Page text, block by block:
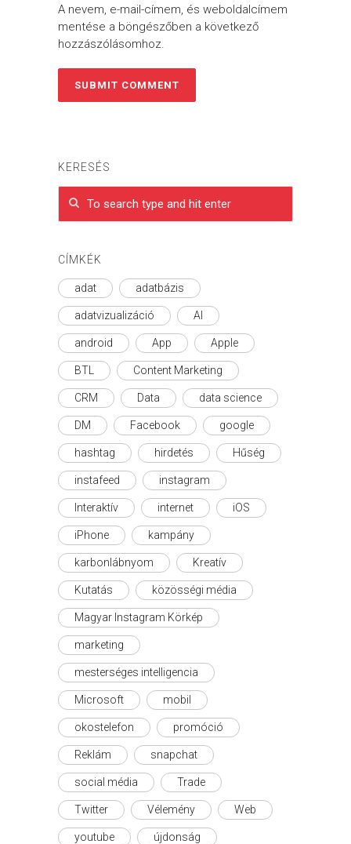
A nevem, e-mail-címem, és weboldalcímem
mentése a böngészőben a következő
hozzászólásomhoz.
KERESÉS
CÍMKÉK
adat adatbázis
adatvizualizáció AI
android App Apple
BTL Content Marketing
CRM Data data science
DM Facebook google
hashtag hirdetés Hűség
instafeed instagram
Interaktív internet iOS
iPhone kampány
karbonlábnyom Kreatív
Kutatás közösségi média
Magyar Instagram Körkép
marketing
mesterséges intelligencia
Microsoft mobil
okostelefon promóció
Reklám snapchat
social média Trade
Twitter Vélemény Web
youtube újdonság